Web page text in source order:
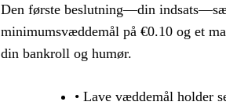
Den første beslutning—din
minimumsvæddemål på €0.10 og et
din bankroll og humør.
• Lave væddemål holder